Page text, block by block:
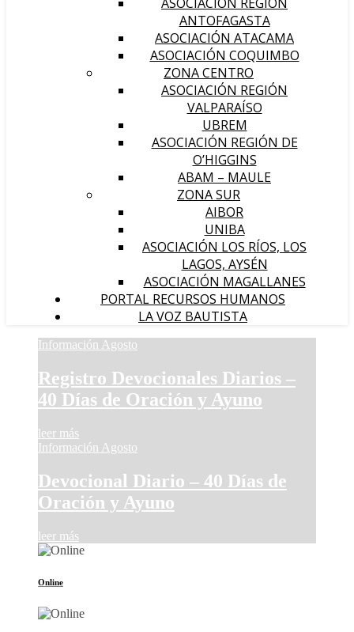
ASOCIACIÓN REGIÓN
ANTOFAGASTA
ASOCIACIÓN ATACAMA
ASOCIACIÓN COQUIMBO
ZONA CENTRO
ASOCIACIÓN REGIÓN
VALPARAÍSO
UBREM
ASOCIACIÓN REGIÓN DE
O’HIGGINS
ABAM – MAULE
ZONA SUR
AIBOR
UNIBA
ASOCIACIÓN LOS RÍOS, LOS
LAGOS, AYSÉN
ASOCIACIÓN MAGALLANES
PORTAL RECURSOS HUMANOS
LA VOZ BAUTISTA
Información Agosto
Registro Devocionales Diarios –
40 Días de Oración y Ayuno
leer más
Información Agosto
Devocional Diario – 40 Días de
Oración y Ayuno
leer más
Online